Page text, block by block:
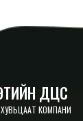
ДЦС
ХУВЬЦААТ КОМПАНИ